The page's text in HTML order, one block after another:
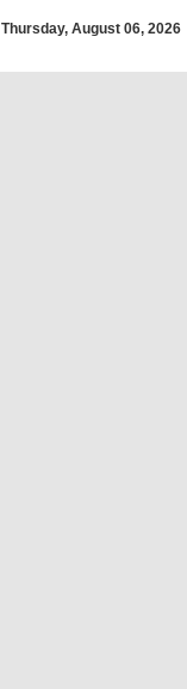
Thursday, August 06, 2026